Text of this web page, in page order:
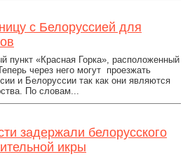
с Белоруссией для
пункт «Красная Горка», расположенный
через него могут проезжать
и Белоруссии так как они являются
По словам...
задержали белорусского
икры